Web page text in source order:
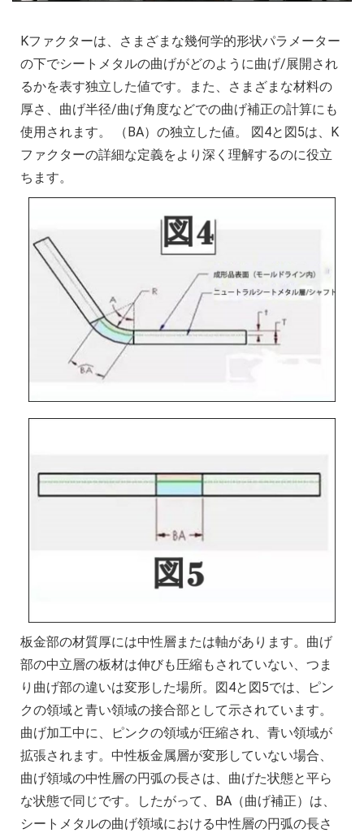
Kファクターは、さまざまな幾何学的形状パラメーター
の下でシートメタルの曲げがどのように曲げ/展開され
るかを表す独立した値です。また、さまざまな材料の
厚さ、曲げ半径/曲げ角度などでの曲げ補正の計算にも
使用されます。 （BA）の独立した値。 図4と図5は、K
ファクターの詳細な定義をより深く理解するのに役立
ちます。
板金部の材質厚には中性層または軸があります。曲げ
部の中立層の板材は伸びも圧縮もされていない、つま
り曲げ部の違いは変形した場所。図4と図5では、ピン
クの領域と青い領域の接合部として示されています。
曲げ加工中に、ピンクの領域が圧縮され、青い領域が
拡張されます。中性板金属層が変形していない場合、
曲げ領域の中性層の円弧の長さは、曲げた状態と平ら
な状態で同じです。したがって、BA（曲げ補正）は、
シートメタルの曲げ領域における中性層の円弧の長さ